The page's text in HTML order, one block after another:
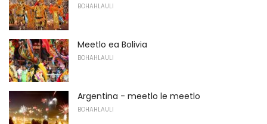
BOHAHLAULI
Meetlo ea Bolivia
BOHAHLAULI
Argentina - meetlo le meetlo
BOHAHLAULI